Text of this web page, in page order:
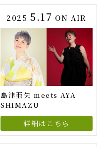
20255.17 ON AIR
島津亜矢 meets AYA
SHIMAZU
詳細はこちら